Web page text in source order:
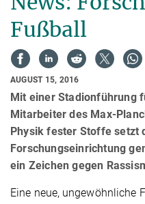
Fußball
AUGUST 15, 2016
Mit einer Stadionführung
Mitarbeiter des Max-
Physik fester Stoffe setzt
Forschungseinrichtung
ein Zeichen gegen
Eine neue, ungewöhnliche